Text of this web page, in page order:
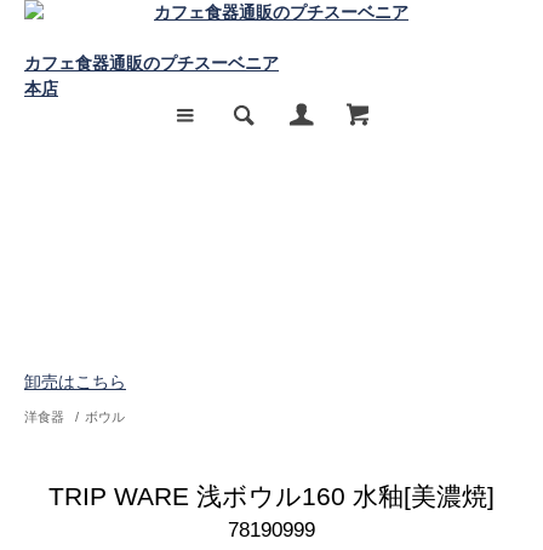
カフェ食器通販のプチスーベニア
本店
卸売はこちら
洋食器 / ボウル
TRIP WARE 浅ボウル160 水釉[美濃焼]
78190999